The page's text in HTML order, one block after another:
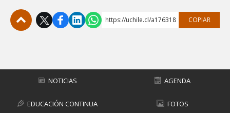
https://uchile.cl/a176318 COPIAR
NOTICIAS AGENDA
EDUCACIÓN CONTINUA FOTOS